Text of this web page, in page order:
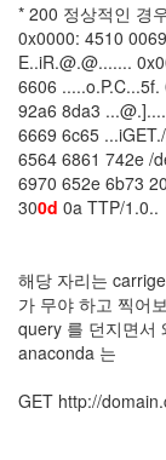
* 200 정상적인 경
0x0000: 4510
E..iR.@.@.......
6606
92a6 8da3
6669 6c65
6564 6861 742e /
6970 652e 6b73
300d 0a TTP/1.0..
해당 자리는
가 무야 하고 찍어
query 를 던지면서
anaconda 는
GET http://
일
지
3
Tech
143
안
녕
리
눅
프
로
그
래
57